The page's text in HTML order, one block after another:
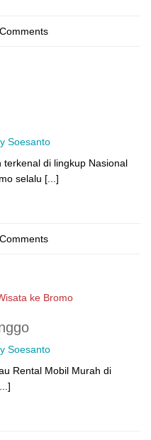
Soesanto
di lingkup Nasional
selalu [...]
Soesanto
Rental Mobil Murah di